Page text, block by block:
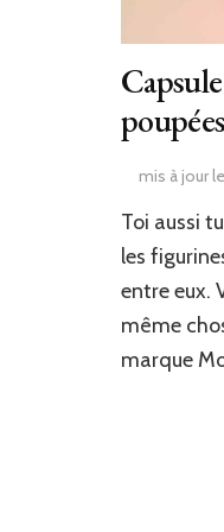
mis à jour le
Toi aussi
les
entre eux.
même
marque